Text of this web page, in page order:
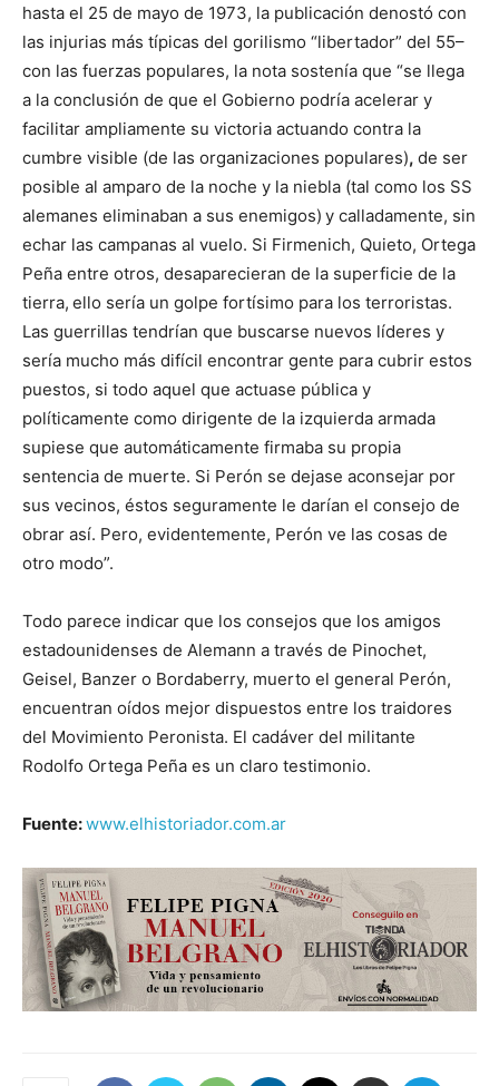
hasta el 25 de mayo de 1973, la publicación denostó con
las injurias más típicas del gorilismo “libertador” del 55–
con las fuerzas populares, la nota sostenía que “se llega
a la conclusión de que el Gobierno podría acelerar y
facilitar ampliamente su victoria actuando contra la
cumbre visible (de las organizaciones populares), de ser
posible al amparo de la noche y la niebla (tal como los SS
alemanes eliminaban a sus enemigos) y calladamente, sin
echar las campanas al vuelo. Si Firmenich, Quieto, Ortega
Peña entre otros, desaparecieran de la superficie de la
tierra, ello sería un golpe fortísimo para los terroristas.
Las guerrillas tendrían que buscarse nuevos líderes y
sería mucho más difícil encontrar gente para cubrir estos
puestos, si todo aquel que actuase pública y
políticamente como dirigente de la izquierda armada
supiese que automáticamente firmaba su propia
sentencia de muerte. Si Perón se dejase aconsejar por
sus vecinos, éstos seguramente le darían el consejo de
obrar así. Pero, evidentemente, Perón ve las cosas de
otro modo”.
Todo parece indicar que los consejos que los amigos
estadounidenses de Alemann a través de Pinochet,
Geisel, Banzer o Bordaberry, muerto el general Perón,
encuentran oídos mejor dispuestos entre los traidores
del Movimiento Peronista. El cadáver del militante
Rodolfo Ortega Peña es un claro testimonio.
Fuente:www.elhistoriador.com.ar